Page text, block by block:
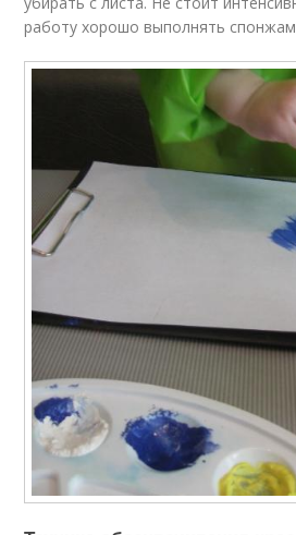
работу хорошо выполнять